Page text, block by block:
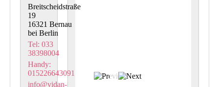
Breitscheidstraße
19
16321 Bernau
bei Berlin
Tel: 033
38398004
Handy:
015226643091
info@vidan-